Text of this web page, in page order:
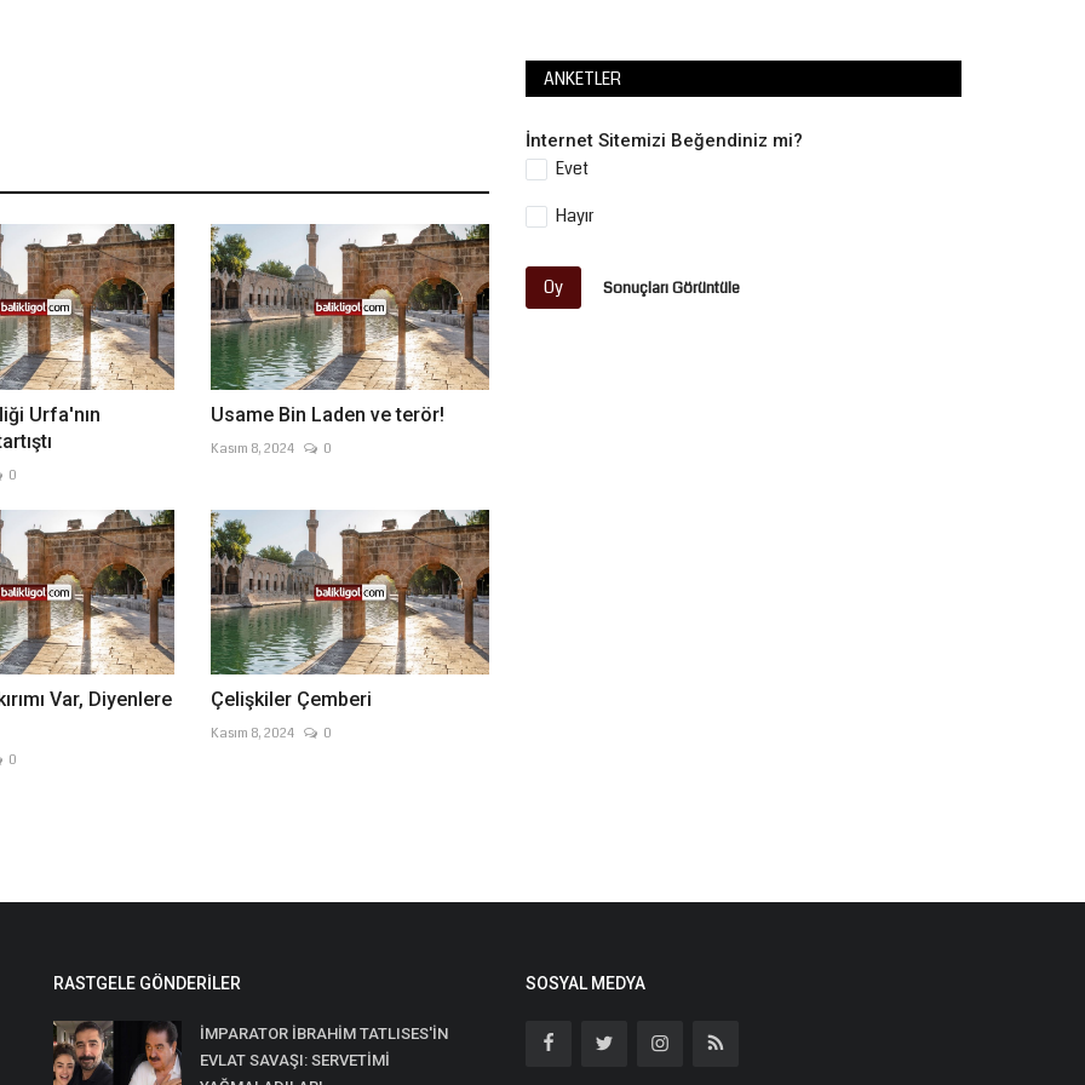
Urfa'nın
0
Usame Bin Laden ve terör!
Kasım 8, 2024 0
Var, Diyenlere
0
Çelişkiler Çemberi
Kasım 8, 2024 0
ANKETLER
İnternet Sitemizi Beğendiniz mi?
Evet
Hayır
Oy Sonuçları Görüntüle
RASTGELE GÖNDERILER
İMPARATOR İBRAHİM TATLISES'İN
EVLAT SAVAŞI: SERVETİMİ
SOSYAL MEDYA